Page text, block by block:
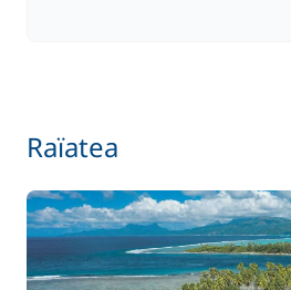
Raïatea